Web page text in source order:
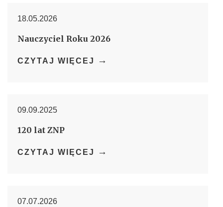
18.05.2026
Nauczyciel Roku 2026
CZYTAJ WIĘCEJ →
09.09.2025
120 lat ZNP
CZYTAJ WIĘCEJ →
07.07.2026